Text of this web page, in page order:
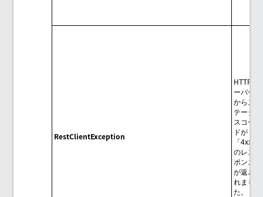
RestClientException
HTTPサ
ーバー
からス
テータ
スコー
ドが
「4xx」
のレス
ポンス
が返さ
れまし
た。